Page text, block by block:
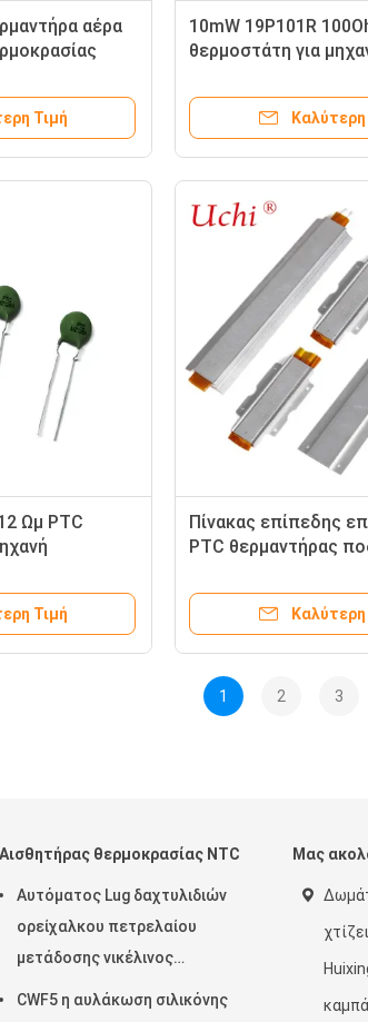
αέρα
ευρείας τάσης
Τιμή
10mW 19P101R
θερμοστάτη για
Καλύτερη
Ωμ PTC
Τιμή
Πίνακας επίπεδης
PTC θερμαντήρας
αλουμινίου κέλυφος
εξαρτήματαΚαλύτερη
1 2 3
Αισθητήρας θερμοκρασίας NTC
Αυτόματος Lug δαχτυλιδιών
ορείχαλκου πετρελαίου
μετάδοσης νικέλινος
αισθητήρας 50KOHM
CWF5 η αυλάκωση σιλικόνης
Μας